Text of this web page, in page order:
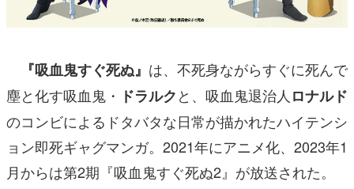
『吸血鬼すぐ死ぬ』 は、 不死身ながらすぐに死んで
塵と化す吸血鬼・ ドラルクと、吸血鬼退治人 ロナルド
のコンビによるドタバタな日常が描かれたハイテンシ
ョン即死ギャグマンガ。2021年にアニメ化、2023年1
月からは第2期『吸血鬼すぐ死ぬ2』が放送された。